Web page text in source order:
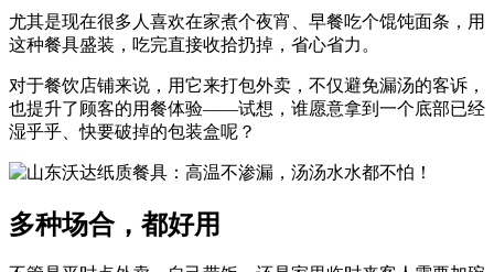
尤其是现在很多人喜欢在家煮个夜宵、早餐吃个馄饨面条，用
这种餐具盛装，吃完直接收拾扔掉，省心省力。
对于餐饮店铺来说，用它来打包外卖，不仅避免漏汤的客诉，
也提升了顾客的用餐体验——试想，谁愿意拿到一个底部已经
湿乎乎、快要破掉的包装盒呢？
多种场合，都好用